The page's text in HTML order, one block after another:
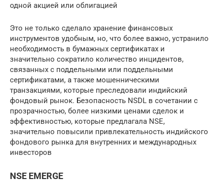
одной акцией или облигацией
Это не только сделало хранение финансовых
инструментов удобным, но, что более важно, устранило
необходимость в бумажных сертификатах и ​​
значительно сократило количество инцидентов,
связанных с поддельными или поддельными
сертификатами, а также мошенническими
транзакциями, которые преследовали индийский
фондовый рынок. Безопасность NSDL в сочетании с
прозрачностью, более низкими ценами сделок и
эффективностью, которые предлагала NSE,
значительно повысили привлекательность индийского
фондового рынка для внутренних и международных
инвесторов
NSE EMERGE